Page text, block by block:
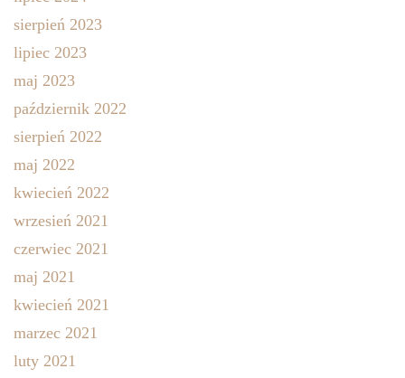
sierpień 2023
lipiec 2023
maj 2023
październik 2022
sierpień 2022
maj 2022
kwiecień 2022
wrzesień 2021
czerwiec 2021
maj 2021
kwiecień 2021
marzec 2021
luty 2021